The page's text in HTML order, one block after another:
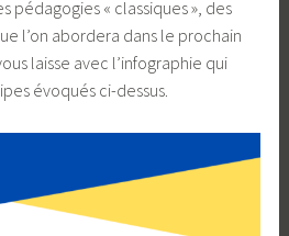
pédagogies « classiques », des
l’on abordera dans le prochain
laisse avec l’infographie qui
évoqués ci-dessus.